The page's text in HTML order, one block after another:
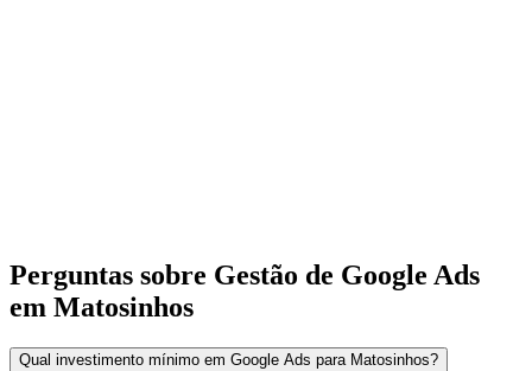
Perguntas sobre Gestão de Google Ads
em Matosinhos
Qual investimento mínimo em Google Ads para Matosinhos?